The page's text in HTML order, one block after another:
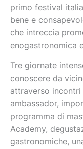
primo festival
bene e
che intreccia
enogastronomica
Tre giornate
conoscere da
attraverso
ambassador,
programma di
Academy,
gastronomiche,